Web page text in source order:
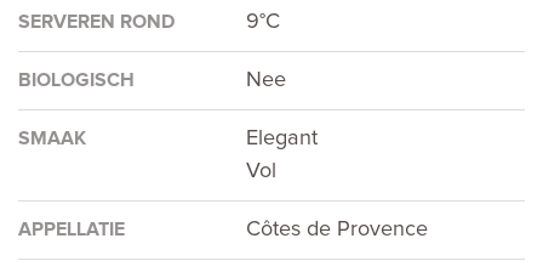
SERVEREN ROND 9°C
BIOLOGISCH Nee
SMAAK
Elegant
Vol
APPELLATIE Côtes de Provence